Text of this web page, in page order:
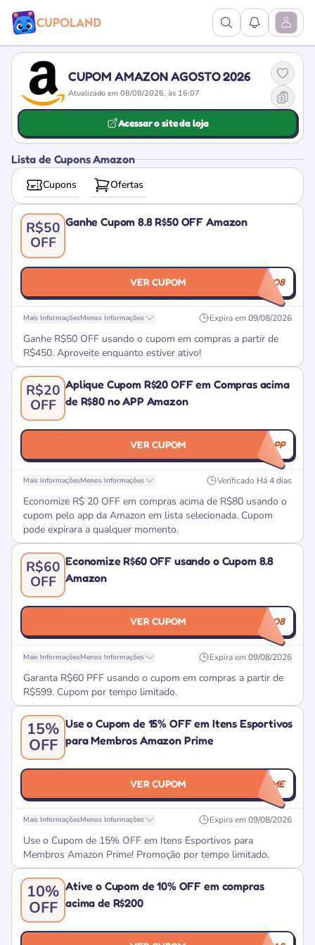
Ver Pesquisa
Ver Abrir
CUPOM AMAZON AGOSTO 2026
Atualizado em 08/08/2026, às 16:07
Acessar o site da loja
Lista de Cupons Amazon
Cupons Ofertas
R$50
OFF
Ganhe Cupom 8.8 R$50 OFF Amazon
VER CUPOM MAIS8DO8
Mais InformaçõesMenos Informações Expira em09/08/2026
Ganhe R$50 OFF usando o cupom em compras a partir de
R$450. Aproveite enquanto estiver ativo!
R$20
OFF
Aplique Cupom R$20 OFF em Compras acima
de R$80 no APP Amazon
VER CUPOM VEMNOAPP
Mais InformaçõesMenos Informações Verificado Há 4 dias
Economize R$ 20 OFF em compras acima de R$80 usando o
cupom pelo app da Amazon em lista selecionada. Cupom
pode expirara a qualquer momento.
R$60
OFF
Economize R$60 OFF usando o Cupom 8.8
Amazon
VER CUPOM SUPERPAI8DO8
Mais InformaçõesMenos Informações Expira em09/08/2026
Garanta R$60 PFF usando o cupom em compras a partir de
R$599. Cupom por tempo limitado.
15%
OFF
Use o Cupom de 15% OFF em Itens Esportivos
para Membros Amazon Prime
VER CUPOM ESPORTEPRIME
Mais InformaçõesMenos Informações Expira em09/08/2026
Use o Cupom de 15% OFF em Itens Esportivos para
Membros Amazon Prime! Promoção por tempo limitado.
10%
OFF
Ative o Cupom de 10% OFF em compras
acima de R$200